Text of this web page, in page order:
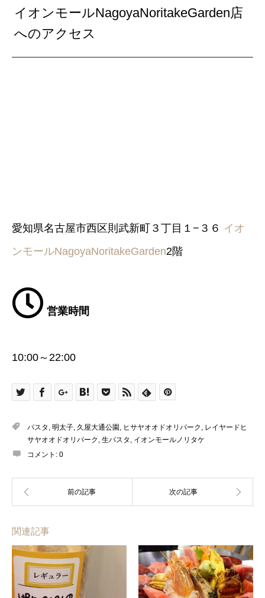
イオンモールNagoyaNoritakeGarden店
へのアクセス
愛知県名古屋市西区則武新町３丁目１−３６ イオ
ンモールNagoyaNoritakeGarden2階
営業時間
10:00～22:00
パスタ , 明太子, 久屋大通公園 , ヒサヤオオドオリパーク , レイヤードヒ
サヤオオドオリパーク , 生パスタ , イオンモールノリタケ
コメント: 0
関連記事